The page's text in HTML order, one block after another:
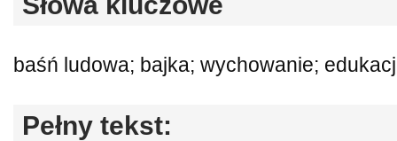
baśń ludowa; bajka; wychowanie;
Pełny tekst: